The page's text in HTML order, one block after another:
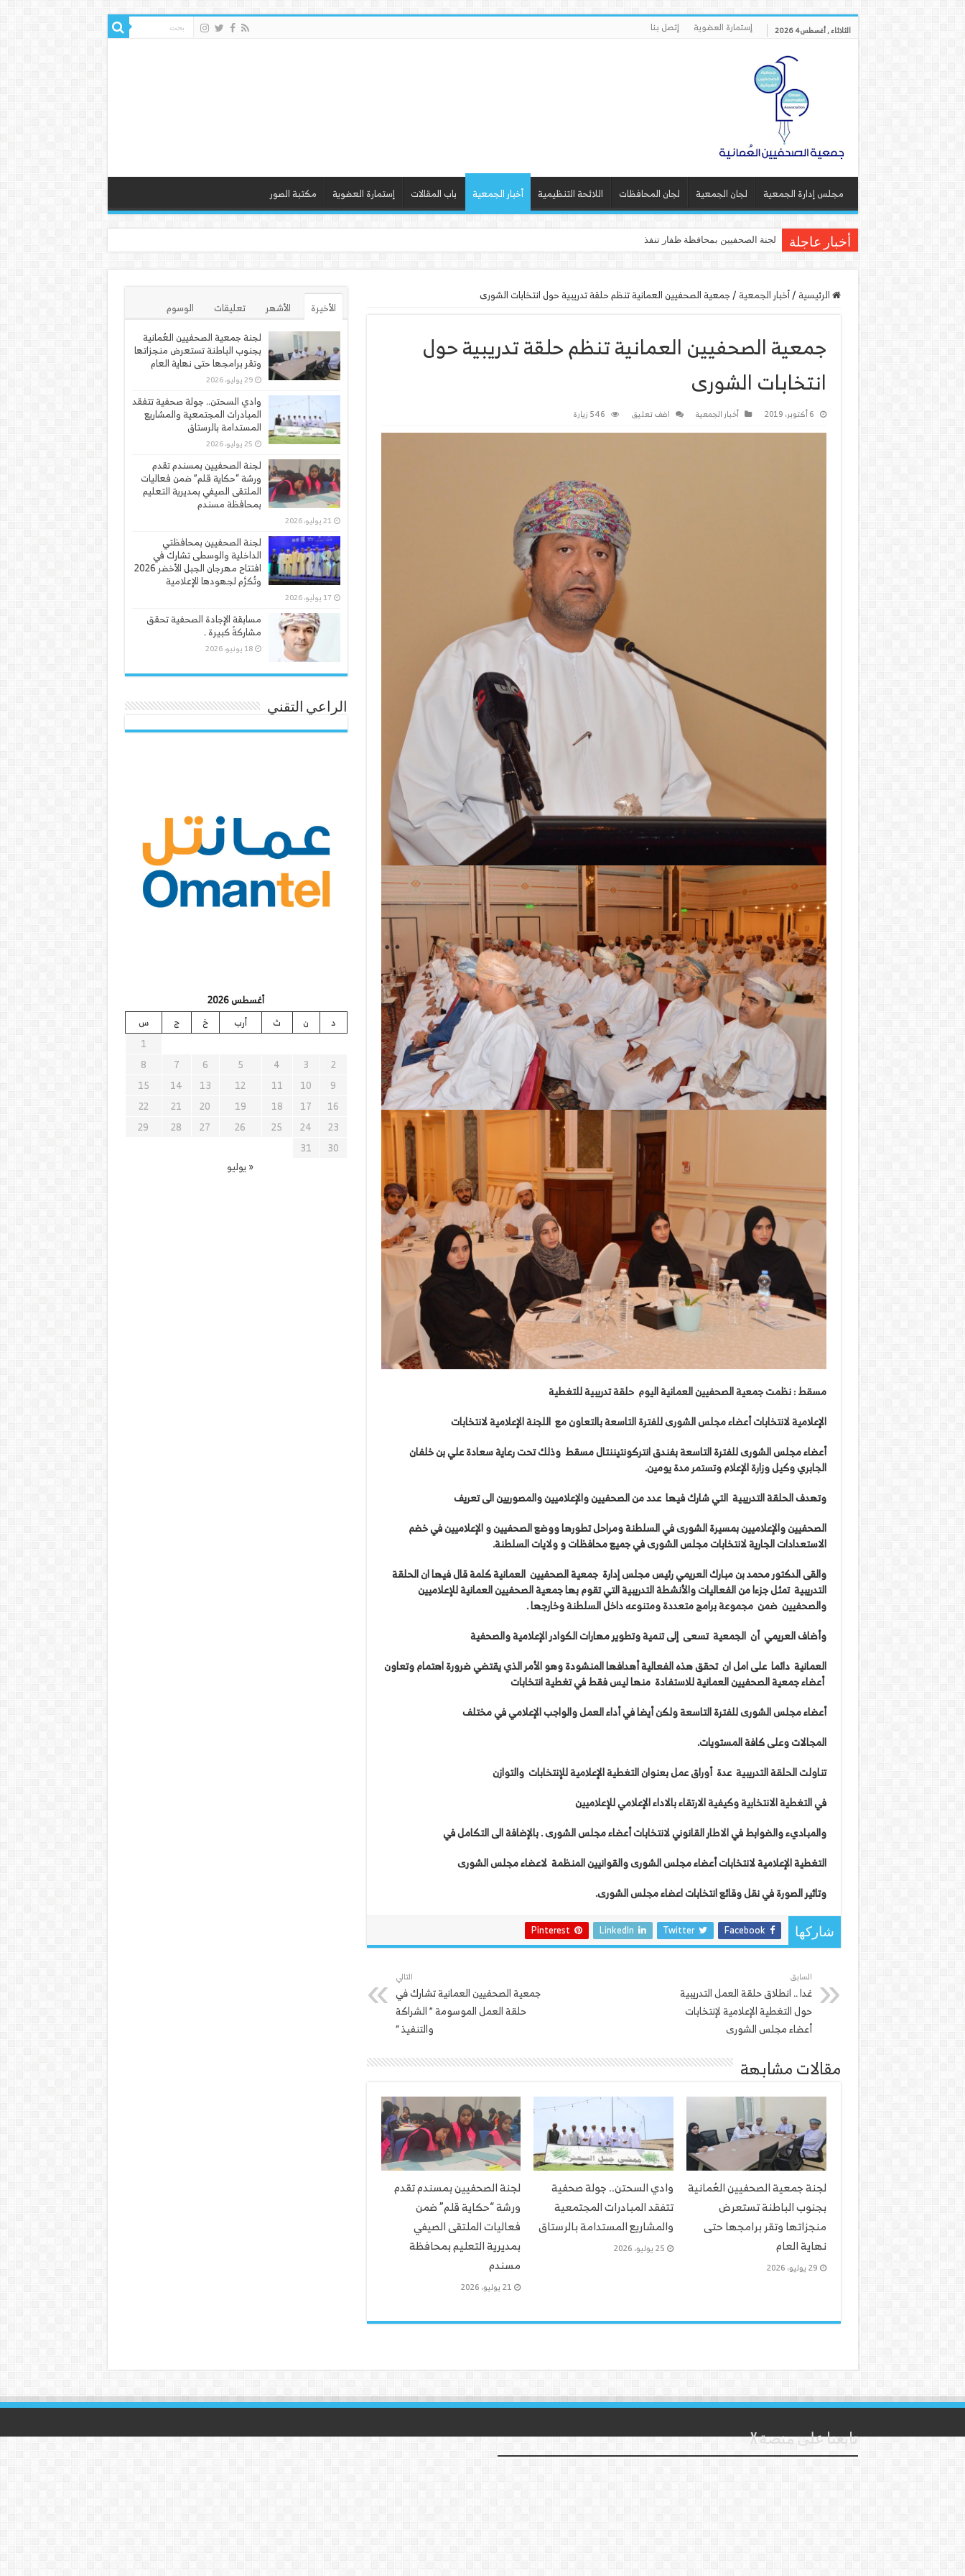
الثلاثاء , أغسطس 4 2026 إستمارة العضوية إتصل بنا
مجلس إدارة الجمعية لجان الجمعية لجان المحافظات اللائحة التنظيمية أخبار الجمعية باب المقالات إستمارة العضوية مكتبة الصور
أخبار عاجلة لجنة الصحفيين بمحافظة ظفار تنفذ ورشة عمل “أساسيات التصميم”
الرئيسية /أخبار الجمعية /جمعية الصحفيين العمانية تنظم حلقة تدريبية حول انتخابات الشورى
جمعية الصحفيين العمانية تنظم حلقة تدريبية حول
انتخابات الشورى
6 أكتوبر، 2019 أخبار الجمعية اضف تعليق 546 زيارة
مسقط:نظمتجمعيةالصحفيينالعمانيةاليوم حلقةتدريبيةللتغطية
الإعلاميةلانتخاباتأعضاءمجلسالشورىللفترةالتاسعةبالتعاونمع اللجنةالإعلاميةلانتخابات
أعضاءمجلسالشورىللفترةالتاسعةبفندقانتركونتيننتالمسقط وذلكتحترعايةسعادةعليبنخلفان
الجابريوكيلوزارةالإعلاموتستمرمدةيومين.
وتهدفالحلقةالتدريبية التيشاركفيها عددمنالصحفيينوالإعلاميينوالمصوريينالىتعريف
الصحفيينوالإعلاميينبمسيرةالشورىفيالسلطنةومراحلتطورهاووضعالصحفيينوالإعلاميينفيخضم
الاستعداداتالجاريةلانتخاباتمجلسالشورىفيجميعمحافظاتوولاياتالسلطنة.
والقىالدكتورمحمدبنمباركالعريميرئيسمجلسإدارة جمعيةالصحفيين العمانيةكلمةقالفيهاانالحلقة
التدريبية تمثلجزءامنالفعالياتوالأنشطةالتدريبيةالتيتقومبهاجمعيةالصحفيينالعمانيةللإعلاميين
والصحفيين ضمن مجموعةبرامجمتعددةومتنوعهداخلالسلطنةوخارجها.
وأضافالعريمي أن الجمعية تسعى إلىتنميةوتطويرمهاراتالكوادرالإعلاميةوالصحفية
العمانية دائما علىاملان تحققهذهالفعاليةأهدافهاالمنشودةوهوالأمرالذييقتضيضرورةاهتماموتعاون
أعضاءجمعيةالصحفيينالعمانيةللاستفادة منهاليسفقطفيتغطيةانتخابات
أعضاءمجلسالشورىللفترةالتاسعةولكنأيضافيأداءالعملوالواجبالإعلاميفيمختلف
المجالاتوعلىكافةالمستويات.
تناولتالحلقةالتدريبية عدة أوراقعملبعنوانالتغطيةالإعلاميةللإنتخابات والتوازن
فيالتغطيةالانتخابيةوكيفيةالارتقاءبالاداءالإعلاميللإعلاميين
والمباديءوالضوابطفيالاطارالقانونيلانتخاباتأعضاءمجلسالشورى.بالإضافةالىالتكاملفي
التغطيةالإعلاميةلانتخاباتأعضاءمجلسالشورىوالقوانيينالمنظمة لاعضاءمجلسالشورى
وتاثيرالصورةفينقلوقائعانتخاباتاعضاءمجلسالشورى.
شاركها Facebook
Twitter
LinkedIn
Pinterest
السابق
غدا .. انطلاق حلقة العمل التدريبية
حول التغطية الإعلامية لإنتخابات
أعضاء مجلس الشورى
التالي
جمعية الصحفيين العمانية تشارك في
حلقة العمل الموسومة ” الشراكة
والتنفيذ “
مقالات مشابهة
لجنة جمعية الصحفيين العُمانية
بجنوب الباطنة تستعرض
منجزاتها وتقر برامجها حتى
نهاية العام
29 يوليو، 2026
وادي السحتن.. جولة صحفية
تتفقد المبادرات المجتمعية
والمشاريع المستدامة بالرستاق
25 يوليو، 2026
لجنة الصحفيين بمسندم تقدم
ورشة “حكاية قلم” ضمن
فعاليات الملتقى الصيفي
بمديرية التعليم بمحافظة
مسندم
21 يوليو، 2026
الأخيرة الأشهر تعليقات
الوسوم
لجنة جمعية الصحفيين العُمانية
بجنوب الباطنة تستعرض منجزاتها
وتقر برامجها حتى نهاية العام
29 يوليو، 2026
وادي السحتن.. جولة صحفية تتفقد
المبادرات المجتمعية والمشاريع
المستدامة بالرستاق
25 يوليو، 2026
لجنة الصحفيين بمسندم تقدم
ورشة “حكاية قلم” ضمن فعاليات
الملتقى الصيفي بمديرية التعليم
بمحافظة مسندم
21 يوليو، 2026
لجنة الصحفيين بمحافظتي
الداخلية والوسطى تشارك في
افتتاح مهرجان الجبل الأخضر 2026
وتُكرَّم لجهودها الإعلامية
17 يوليو، 2026
مسابقة الإجادة الصحفية تحقق
مشاركةً كبيرة .
18 يونيو، 2026
الراعي التقني
أغسطس 2026
د
ن ث أرب خ ج
س
1
2
3
4
5
6
7
8
9
10
11
12
13
14
15
16
17
18
19
20
21
22
23
24
25
26
27
28
29
30
31
« يوليو
تابعنا على منصة X